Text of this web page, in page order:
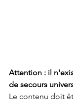
Attention : il
de secours
Le contenu doit